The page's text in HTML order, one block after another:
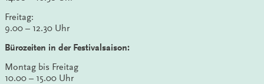
Freitag:
9.00 – 12.30 Uhr
Bürozeiten in der Festivalsaison:
Montag bis Freitag
10.00 – 15.00 Uhr